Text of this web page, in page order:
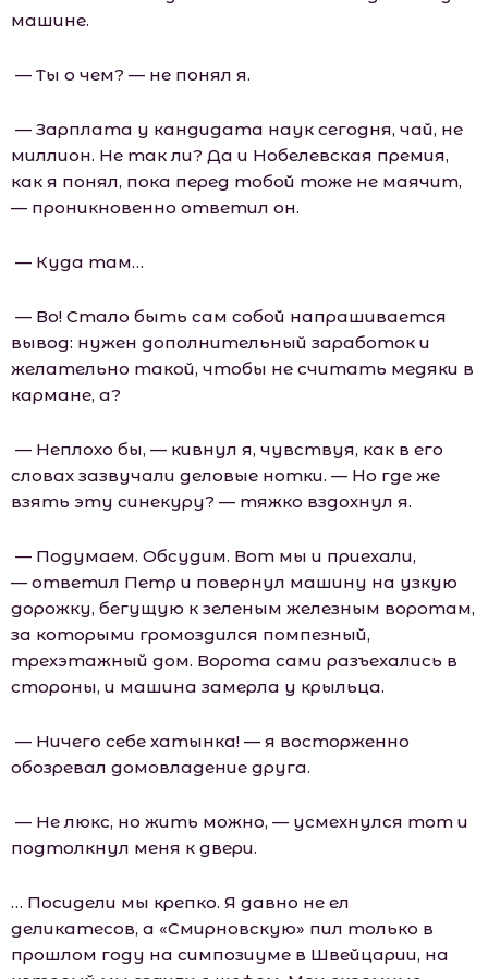
машине.
— Ты о чем? — не понял я.
— Зарплата у кандидата наук сегодня, чай, не
миллион. Не так ли? Да и Нобелевская премия,
как я понял, пока перед тобой тоже не маячит,
— проникновенно ответил он.
— Куда там…
— Во! Стало быть сам собой напрашивается
вывод: нужен дополнительный заработок и
желательно такой, чтобы не считать медяки в
кармане, а?
— Неплохо бы, — кивнул я, чувствуя, как в его
словах зазвучали деловые нотки. — Но где же
взять эту синекуру? — тяжко вздохнул я.
— Подумаем. Обсудим. Вот мы и приехали,
— ответил Петр и повернул машину на узкую
дорожку, бегущую к зеленым железным воротам,
за которыми громоздился помпезный,
трехэтажный дом. Ворота сами разъехались в
стороны, и машина замерла у крыльца.
— Ничего себе хатынка! — я восторженно
обозревал домовладение друга.
— Не люкс, но жить можно, — усмехнулся тот и
подтолкнул меня к двери.
… Посидели мы крепко. Я давно не ел
деликатесов, а «Смирновскую» пил только в
прошлом году на симпозиуме в Швейцарии, на